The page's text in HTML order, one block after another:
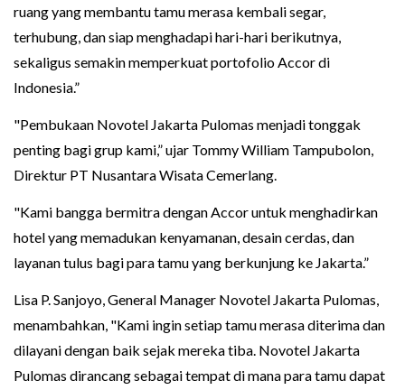
ruang yang membantu tamu merasa kembali segar,
terhubung, dan siap menghadapi hari-hari berikutnya,
sekaligus semakin memperkuat portofolio Accor di
Indonesia.”
"Pembukaan Novotel Jakarta Pulomas menjadi tonggak
penting bagi grup kami,” ujar Tommy William Tampubolon,
Direktur PT Nusantara Wisata Cemerlang.
"Kami bangga bermitra dengan Accor untuk menghadirkan
hotel yang memadukan kenyamanan, desain cerdas, dan
layanan tulus bagi para tamu yang berkunjung ke Jakarta.”
Lisa P. Sanjoyo, General Manager Novotel Jakarta Pulomas,
menambahkan, "Kami ingin setiap tamu merasa diterima dan
dilayani dengan baik sejak mereka tiba. Novotel Jakarta
Pulomas dirancang sebagai tempat di mana para tamu dapat